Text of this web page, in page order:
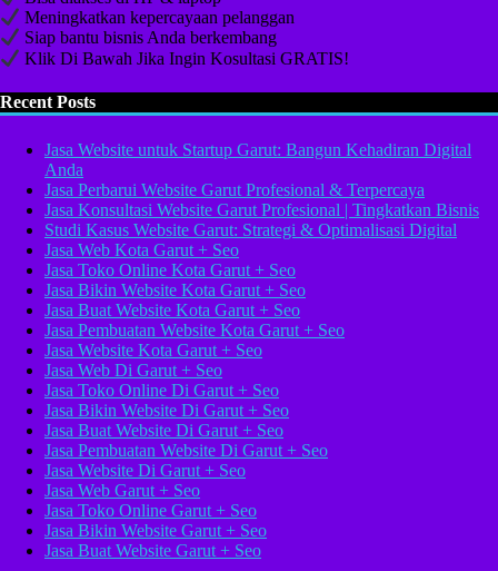
Meningkatkan kepercayaan pelanggan
Siap bantu bisnis Anda berkembang
Klik Di Bawah Jika Ingin Kosultasi GRATIS!
Recent Posts
Jasa Website untuk Startup Garut: Bangun Kehadiran Digital
Anda
Jasa Perbarui Website Garut Profesional & Terpercaya
Jasa Konsultasi Website Garut Profesional | Tingkatkan Bisnis
Studi Kasus Website Garut: Strategi & Optimalisasi Digital
Jasa Web Kota Garut + Seo
Jasa Toko Online Kota Garut + Seo
Jasa Bikin Website Kota Garut + Seo
Jasa Buat Website Kota Garut + Seo
Jasa Pembuatan Website Kota Garut + Seo
Jasa Website Kota Garut + Seo
Jasa Web Di Garut + Seo
Jasa Toko Online Di Garut + Seo
Jasa Bikin Website Di Garut + Seo
Jasa Buat Website Di Garut + Seo
Jasa Pembuatan Website Di Garut + Seo
Jasa Website Di Garut + Seo
Jasa Web Garut + Seo
Jasa Toko Online Garut + Seo
Jasa Bikin Website Garut + Seo
Jasa Buat Website Garut + Seo